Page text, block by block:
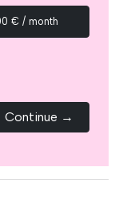
€ / month
Continue →